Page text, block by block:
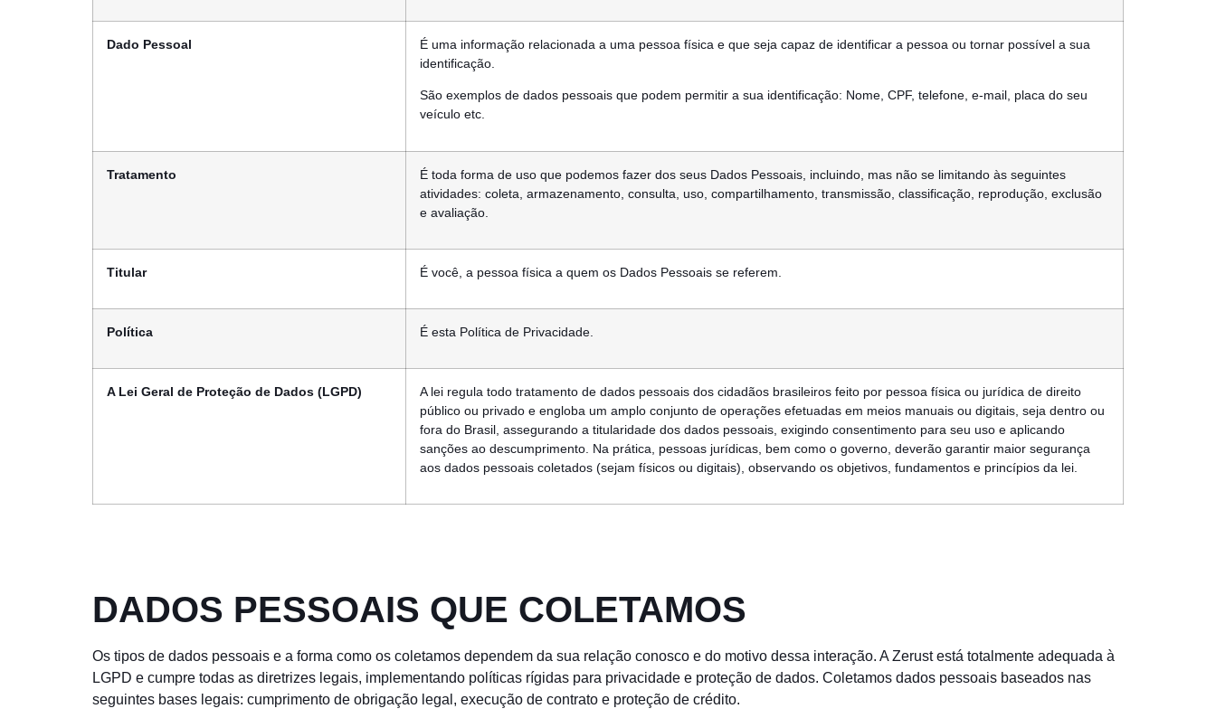
Dado Pessoal
É uma informação relacionada a uma pessoa física e que seja capaz de identificar a pessoa ou tornar possível a sua
identificação.
São exemplos de dados pessoais que podem permitir a sua identificação: Nome, CPF, telefone, e-mail, placa do seu
veículo etc.
Tratamento
É toda forma de uso que podemos fazer dos seus Dados Pessoais, incluindo, mas não se limitando às seguintes
atividades: coleta, armazenamento, consulta, uso, compartilhamento, transmissão, classificação, reprodução, exclusão
e avaliação.
Titular É você, a pessoa física a quem os Dados Pessoais se referem.
Política É esta Política de Privacidade.
A Lei Geral de Proteção de Dados (LGPD)
A lei regula todo tratamento de dados pessoais dos cidadãos brasileiros feito por pessoa física ou jurídica de direito
público ou privado e engloba um amplo conjunto de operações efetuadas em meios manuais ou digitais, seja dentro ou
fora do Brasil, assegurando a titularidade dos dados pessoais, exigindo consentimento para seu uso e aplicando
sanções ao descumprimento. Na prática, pessoas jurídicas, bem como o governo, deverão garantir maior segurança
aos dados pessoais coletados (sejam físicos ou digitais), observando os objetivos, fundamentos e princípios da lei.
DADOS PESSOAIS QUE COLETAMOS
Os tipos de dados pessoais e a forma como os coletamos dependem da sua relação conosco e do motivo dessa interação. A Zerust está totalmente adequada à
LGPD e cumpre todas as diretrizes legais, implementando políticas rígidas para privacidade e proteção de dados. Coletamos dados pessoais baseados nas
seguintes bases legais: cumprimento de obrigação legal, execução de contrato e proteção de crédito.